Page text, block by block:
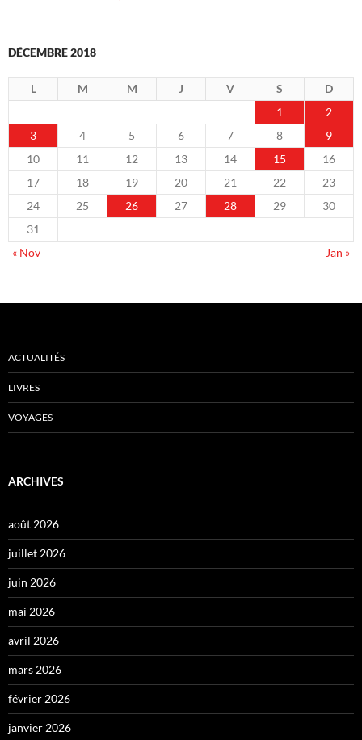
DÉCEMBRE 2018
L M M J V S
D
1
2
3
4 5 6 7 8
9
10
11 12 13 14 15
16
17
18 19 20 21 22
23
24
25 26 27 28 29
30
31
« Nov
Jan »
ACTUALITÉS
LIVRES
VOYAGES
ARCHIVES
août 2026
juillet 2026
juin 2026
mai 2026
avril 2026
mars 2026
février 2026
janvier 2026